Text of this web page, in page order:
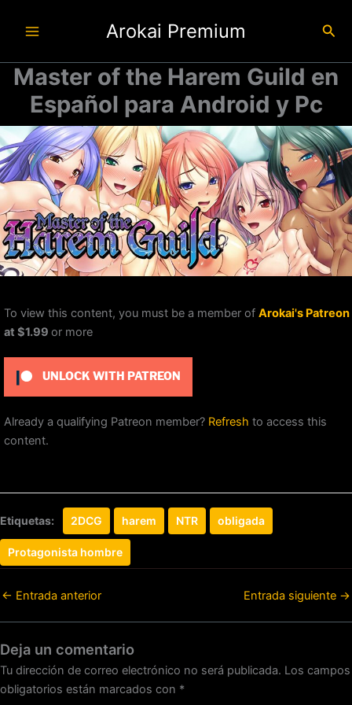
Arokai Premium
Master of the Harem Guild en
Español para Android y Pc
To view this content, you must be a member of Arokai's Patreon
at $1.99 or more
UNLOCK WITH PATREON
Already a qualifying Patreon member? Refresh to access this
content.
Etiquetas: 2DCG harem NTR obligada
Protagonista hombre
← Entrada anterior Entrada siguiente →
Deja un comentario
Tu dirección de correo electrónico no será publicada. Los campos
obligatorios están marcados con *